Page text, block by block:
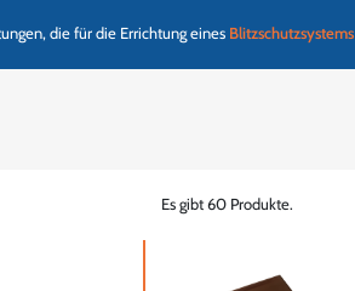
die für die Errichtung eines Blitzschutzsystems
Es gibt 60 Produkte.